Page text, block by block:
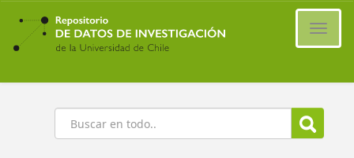
Ir
contenido
principal
Buscar